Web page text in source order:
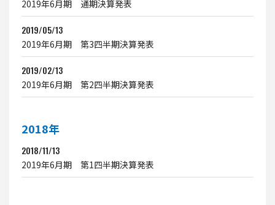
2019年6月期 通期決算発表
2019/05/13
2019年6月期 第3四半期決算発表
2019/02/13
2019年6月期 第2四半期決算発表
2018年
2018/11/13
2019年6月期 第1四半期決算発表